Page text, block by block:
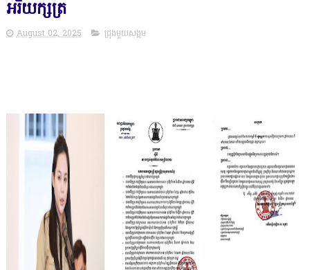
អរិយក្សត្រ
August 02, 2025 ជ្រុងមួយសង្គម